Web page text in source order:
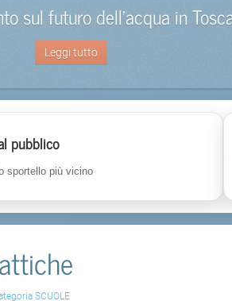
sul futuro dell’acqua in
Leggi tutto
pubblico
sportello più vicino
SCUOLE